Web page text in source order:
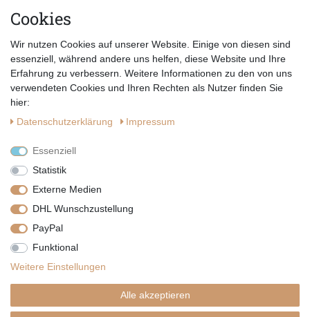
E-MAIL *
Datenschutzerklärung
Vertrag widerrufen
Copyright by Telli´s Welt
Cookies
Wir nutzen Cookies auf unserer Website. Einige von diesen sind
essenziell, während andere uns helfen, diese Website und Ihre
Erfahrung zu verbessern. Weitere Informationen zu den von uns
verwendeten Cookies und Ihren Rechten als Nutzer finden Sie
hier:
Daten­schutz­erklärung
Impressum
Essenziell
Statistik
Externe Medien
DHL Wunschzustellung
PayPal
Funktional
Weitere Einstellungen
Alle akzeptieren